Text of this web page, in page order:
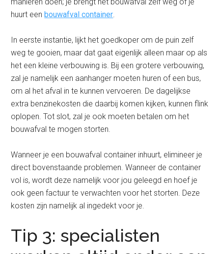
huurt eenbouwafval container.
In eerste instantie, lijkt het goedkoper om de puin zelf
weg te gooien, maar dat gaat eigenlijk alleen maar op als
het een kleine verbouwing is. Bij een grotere verbouwing,
zal je namelijk een aanhanger moeten huren of een bus,
om al het afval in te kunnen vervoeren. De dagelijkse
extra benzinekosten die daarbij komen kijken, kunnen flink
oplopen. Tot slot, zal je ook moeten betalen om het
bouwafval te mogen storten.
Wanneer je een bouwafval container inhuurt, elimineer je
direct bovenstaande problemen. Wanneer de container
vol is, wordt deze namelijk voor jou geleegd en hoef je
ook geen factuur te verwachten voor het storten. Deze
kosten zijn namelijk al ingedekt voor je.
Tip 3: specialisten